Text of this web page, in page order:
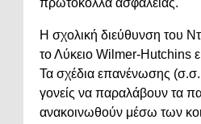
πρωτόκολλα ασφαλείας.
H σχολική διεύθυνση του
το Λύκειο Wilmer-Hutchins
Τα σχέδια επανένωσης
γονείς να παραλάβουν τα
ανακοινωθούν μέσω των